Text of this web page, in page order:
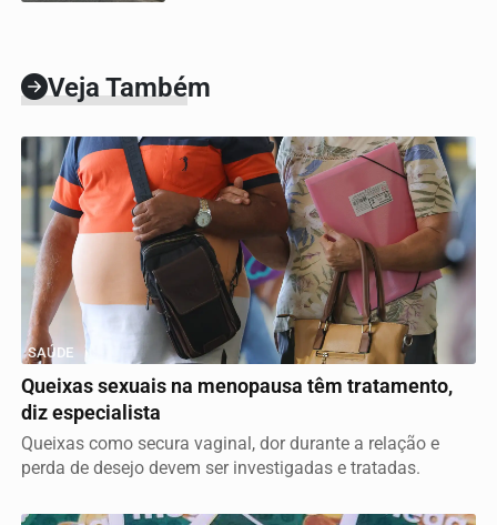
Veja Também
SAÚDE
Queixas sexuais na menopausa têm tratamento,
diz especialista
Queixas como secura vaginal, dor durante a relação e
perda de desejo devem ser investigadas e tratadas.